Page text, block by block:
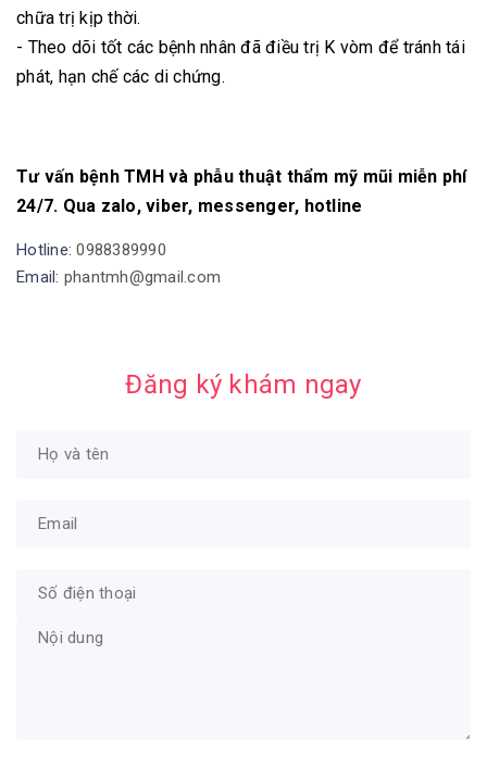
chữa trị kịp thời.
- Theo dõi tốt các bệnh nhân đã điều trị K vòm để tránh tái
phát, hạn chế các di chứng.
Tư vấn bệnh TMH và phẫu thuật thẩm mỹ mũi miễn phí
24/7. Qua zalo, viber, messenger, hotline
Hotline:0988389990
Email: phantmh@gmail.com
Đăng ký khám ngay